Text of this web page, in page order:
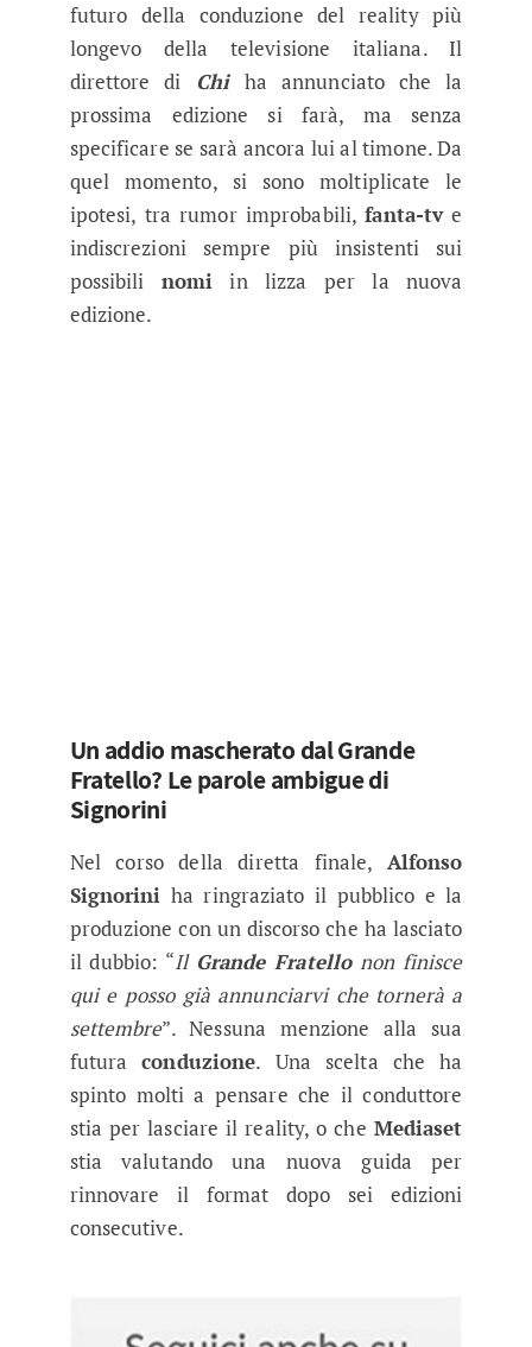
futuro della conduzione del reality più
longevo della televisione italiana. Il
direttore di
Chi ha annunciato che la
prossima edizione si farà, ma senza
specificare se sarà ancora lui al timone. Da
quel momento, si sono moltiplicate le
ipotesi, tra rumor improbabili,fanta-tve
indiscrezioni sempre più insistenti sui
possibili nomi in lizza per la nuova
edizione.
Un addio mascherato dal Grande
Fratello? Le parole ambigue di
Signorini
Nel corso della diretta finale, Alfonso
Signorini ha ringraziato il pubblico e la
produzione con un discorso che ha lasciato
il dubbio: “Il Grande Fratellonon finisce
qui e posso già annunciarvi che tornerà a
settembre”. Nessuna menzione alla sua
futuraconduzione. Una scelta che ha
spinto molti a pensare che il conduttore
stia per lasciare il reality, o che Mediaset
stia valutando una nuova guida per
rinnovare il format dopo sei edizioni
consecutive.